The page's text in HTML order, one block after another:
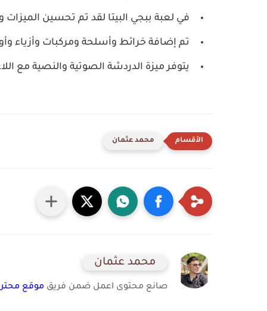
في لعبة ببجي البيتا لقد تم تحسين الميزات
تم إضافة خرائط وأسلحة ومركبات وأزياء
يتوفر ميزة الدردشة الصوتية والنصية مع
محمد عثمان
محمد عثمان
صانع محتوى اعمل ضمن فريق موقع